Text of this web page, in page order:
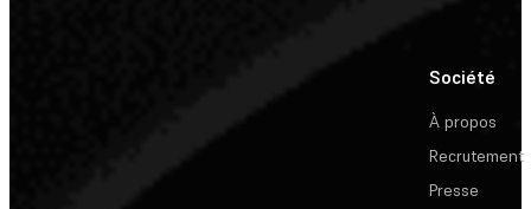
Société
À propos
Recrutement
Presse